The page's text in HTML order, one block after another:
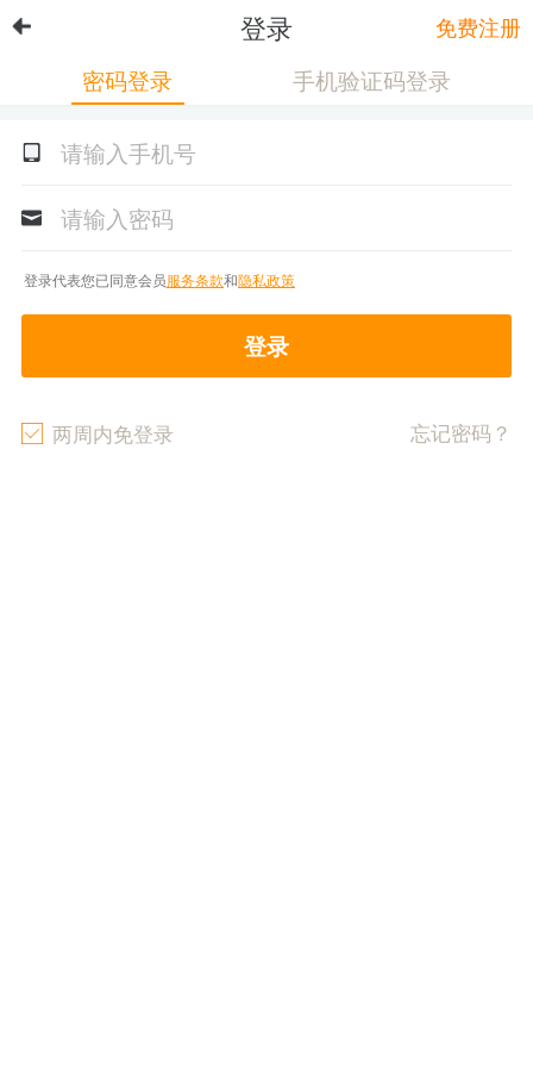
登录 免费注册
密码登录 手机验证码登录
登录代表您已同意会员服务条款和隐私政策
登录
两周内免登录 忘记密码？